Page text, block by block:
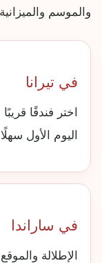
والموسم
في تيرانا
اختر فندقًا
اليوم الأول
في ساراندا
الإطلالة